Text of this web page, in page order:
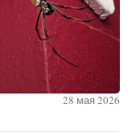
28 мая 2026